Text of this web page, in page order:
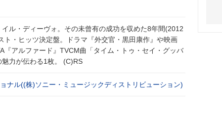
ル・ディーヴォ。その未曾有の成功を収めた8年間(2012
・ヒッツ決定盤。ドラマ『外交官・黒田康作』や映画
『アルファード』TVCM曲「タイム・トゥ・セイ・グッバ
力が伝わる1枚。 (C)RS
ナル((株)ソニー・ミュージックディストリビューション)